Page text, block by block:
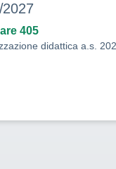
405
didattica a.s.